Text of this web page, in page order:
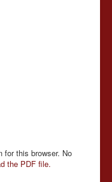
for this browser. No
the PDF file.